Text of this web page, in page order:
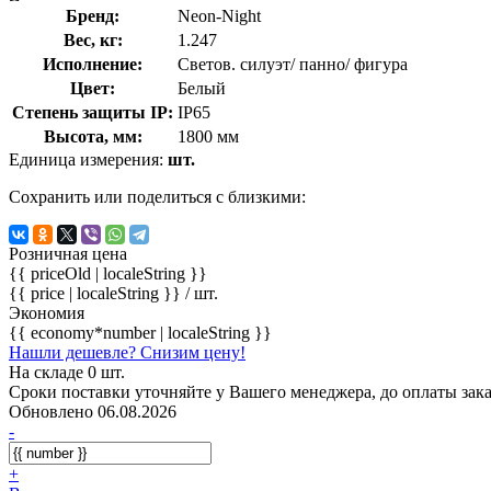
Бренд:
Neon-Night
Вес, кг:
1.247
Исполнение:
Светов. силуэт/ панно/ фигура
Цвет:
Белый
Степень защиты IP: IP65
Высота, мм:
1800 мм
Единица измерения: шт.
Сохранить или поделиться с близкими:
Розничная цена
{{ priceOld | localeString }}
{{ price | localeString }} / шт.
Экономия
{{ economy*number | localeString }}
Нашли дешевле? Снизим цену!
На складе 0 шт.
Сроки поставки уточняйте у Вашего менеджера, до оплаты
Обновлено 06.08.2026
-
+